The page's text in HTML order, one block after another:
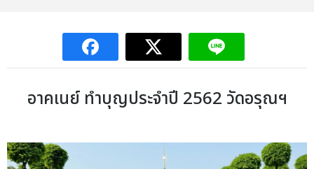
อาคเนย์ ทำบุญประจำปี 2562 วัดอรุณฯ